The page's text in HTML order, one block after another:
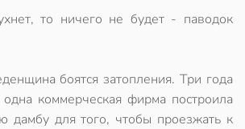
то ничего не будет - паводок
боятся затопления. Три года
коммерческая фирма построила
дамбу для того, чтобы проезжать к